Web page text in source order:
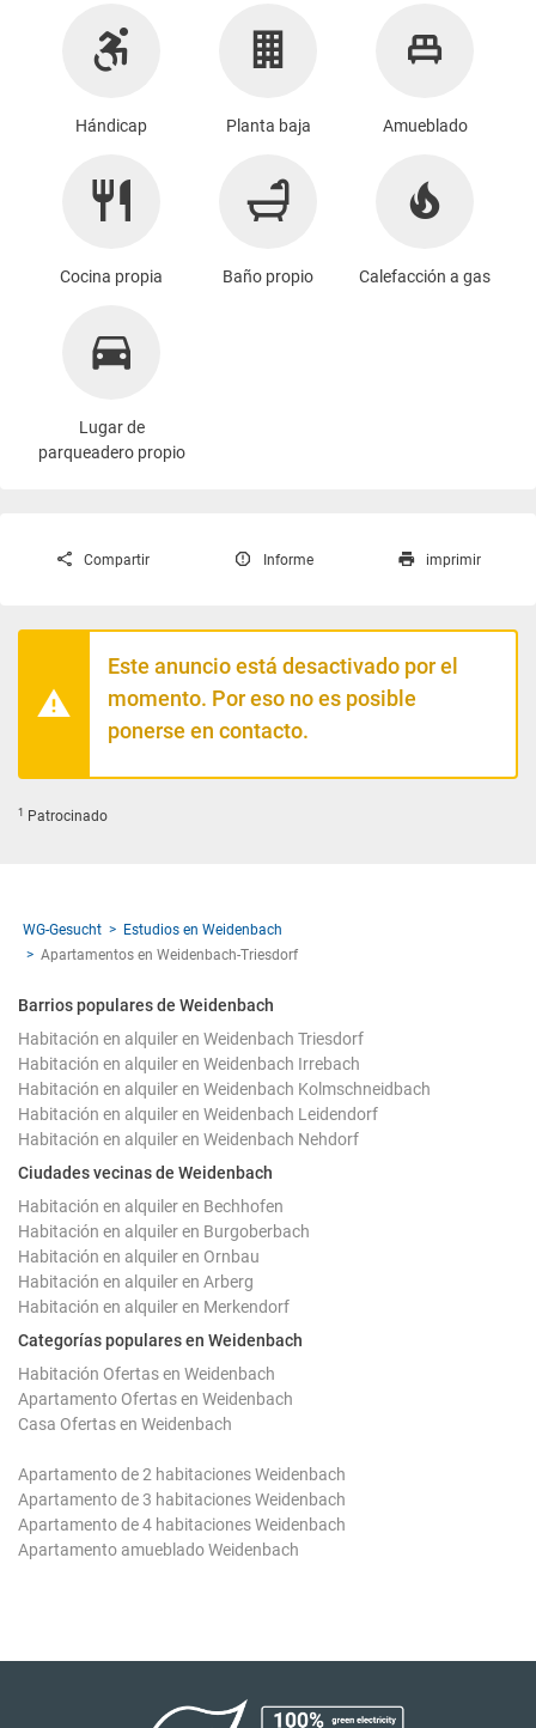
Hándicap Planta baja Amueblado
Cocina propia Baño propio Calefacción a gas
Lugar de
parqueadero propio
Compartir Informe imprimir
Este anuncio está desactivado por el
momento. Por eso no es posible
ponerse en contacto.
1 Patrocinado
WG-Gesucht
Estudios en Weidenbach
Apartamentos en Weidenbach-Triesdorf
Barrios populares de Weidenbach
Habitación en alquiler en Weidenbach Triesdorf
Habitación en alquiler en Weidenbach Irrebach
Habitación en alquiler en Weidenbach Kolmschneidbach
Habitación en alquiler en Weidenbach Leidendorf
Habitación en alquiler en Weidenbach Nehdorf
Ciudades vecinas de Weidenbach
Habitación en alquiler en Bechhofen
Habitación en alquiler en Burgoberbach
Habitación en alquiler en Ornbau
Habitación en alquiler en Arberg
Habitación en alquiler en Merkendorf
Categorías populares en Weidenbach
Habitación Ofertas en Weidenbach
Apartamento Ofertas en Weidenbach
Casa Ofertas en Weidenbach
Apartamento de 2 habitaciones Weidenbach
Apartamento de 3 habitaciones Weidenbach
Apartamento de 4 habitaciones Weidenbach
Apartamento amueblado Weidenbach